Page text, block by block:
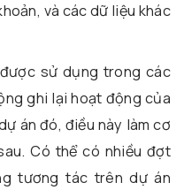
và các dữ liệu khác
sử dụng trong các
ghi lại hoạt động của
án đó, điều này làm cơ
Có thể có nhiều đợt
tương tác trên dự án